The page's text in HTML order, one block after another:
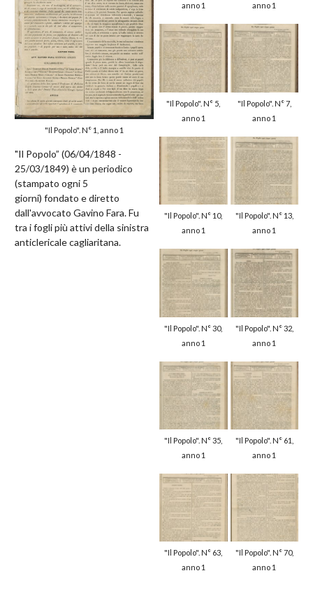
"Il Popolo". N° 1, anno 1
anno 1
anno 1
"Il Popolo". N° 5,
anno 1
"Il Popolo". N° 7,
anno 1
"Il Popolo". N° 10,
anno 1
"Il Popolo". N° 13,
anno 1
"Il Popolo". N° 30,
anno 1
"Il Popolo". N° 32,
anno 1
"Il Popolo". N° 35,
anno 1
"Il Popolo". N° 61,
anno 1
"Il Popolo". N° 63,
anno 1
"Il Popolo". N° 70,
anno 1
"Il Popolo” (06/04/1848 -
25/03/1849) è un periodico
(stampato ogni 5
giorni) fondato e diretto
dall'avvocato Gavino Fara. Fu
tra i fogli più attivi della sinistra
anticlericale cagliaritana.